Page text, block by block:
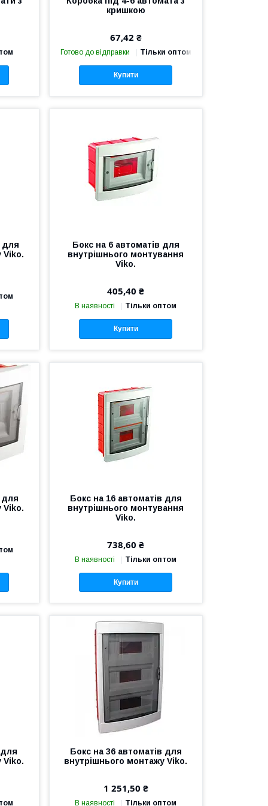
кришкою
67,42 ₴
Готово до відправки Тільки оптом
Купити
для
Viko.
Бокс на 6 автоматів для
внутрішнього монтування
Viko.
405,40 ₴
В наявності Тільки оптом
Купити
для
Viko.
Бокс на 16 автоматів для
внутрішнього монтування
Viko.
738,60 ₴
В наявності Тільки оптом
Купити
Viko.
Бокс на 36 автоматів для
внутрішнього монтажу Viko.
1 251,50 ₴
В наявності Тільки оптом